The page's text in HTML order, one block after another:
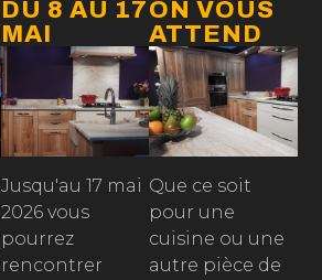
DU 8 AU 17
MAI
Jusqu'au 17 mai
2026 vous
pourrez
rencontrer
ON VOUS
ATTEND
Que ce soit
pour une
cuisine ou une
autre pièce de